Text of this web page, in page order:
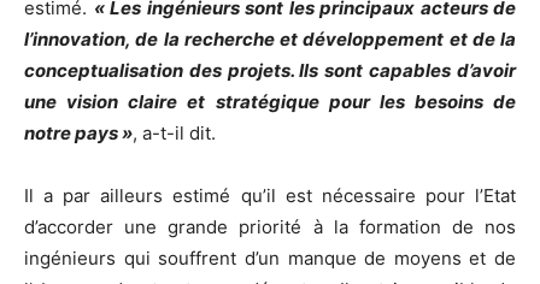
estimé. « Les ingénieurs sont les principaux acteurs de
l’innovation, de la recherche et développement et de la
conceptualisation des projets. Ils sont capables d’avoir
une vision claire et stratégique pour les besoins de
notre pays », a-t-il dit.
Il a par ailleurs estimé qu’il est nécessaire pour l’Etat
d’accorder une grande priorité à la formation de nos
ingénieurs qui souffrent d’un manque de moyens et de